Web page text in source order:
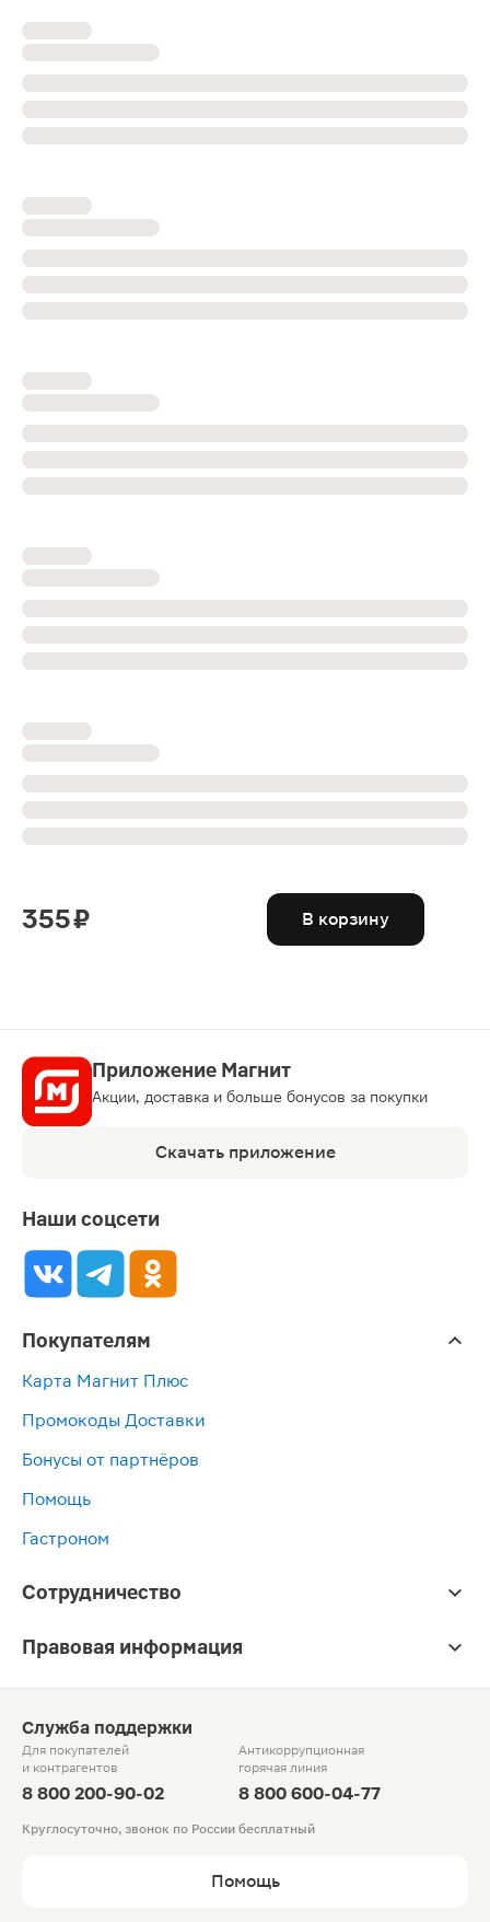
355 ₽ В корзину
Приложение Магнит
Акции, доставка и больше бонусов за покупки
Скачать приложение
Наши соцсети
Покупателям
Карта Магнит Плюс
Промокоды Доставки
Бонусы от партнёров
Помощь
Гастроном
Сотрудничество
Правовая информация
Служба поддержки
Для покупателей
и контрагентов
8 800 200-90-02
Антикоррупционная
горячая линия
8 800 600-04-77
Круглосуточно, звонок по России бесплатный
Помощь